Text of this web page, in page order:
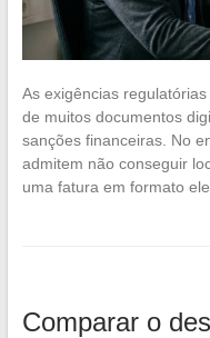
As exigências
de muitos documentos
sanções financeiras. No
admitem não conseguir
uma fatura em formato
Comparar o